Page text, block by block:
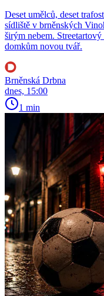
Deset umělců, deset
sídliště v brněnských
širým nebem.
domkům novou tvář.
Brněnská Drbna
dnes, 15:00
1 min